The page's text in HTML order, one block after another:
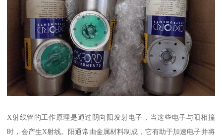
X射线管的工作原理是通过阴向阳发射电子，当这些电子与阳相撞
时，会产生X射线。阳通常由金属材料制成，它有助于加速电子并将